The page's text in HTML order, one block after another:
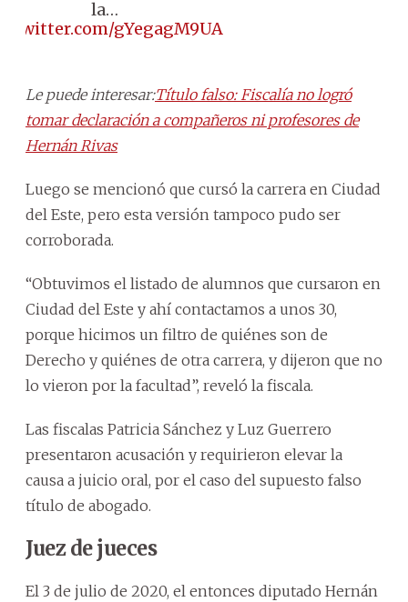
la…
gYegagM9UA
Le puede interesar:Título falso: Fiscalía no logró
tomar declaración a compañeros ni profesores de
Hernán Rivas
Luego se mencionó que cursó la carrera en Ciudad
del Este, pero esta versión tampoco pudo ser
corroborada.
“Obtuvimos el listado de alumnos que cursaron en
Ciudad del Este y ahí contactamos a unos 30,
porque hicimos un filtro de quiénes son de
Derecho y quiénes de otra carrera, y dijeron que no
lo vieron por la facultad”, reveló la fiscala.
Las fiscalas Patricia Sánchez y Luz Guerrero
presentaron acusación y requirieron elevar la
causa a juicio oral, por el caso del supuesto falso
título de abogado.
Juez de jueces
El 3 de julio de 2020, el entonces diputado Hernán